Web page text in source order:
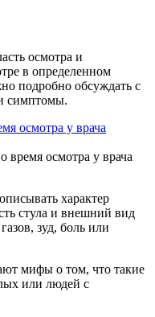
осмотра и
в определенном
подробно обсуждать с
симптомы.
время осмотра у врача
характер
стула и внешний вид
зуд, боль или
мифы о том, что такие
или людей с